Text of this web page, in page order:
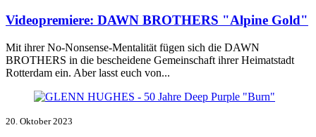
Videopremiere: DAWN BROTHERS "Alpine Gold"
Mit ihrer No-Nonsense-Mentalität fügen sich die DAWN
BROTHERS in die bescheidene Gemeinschaft ihrer Heimatstadt
Rotterdam ein. Aber lasst euch von...
20. Oktober 2023